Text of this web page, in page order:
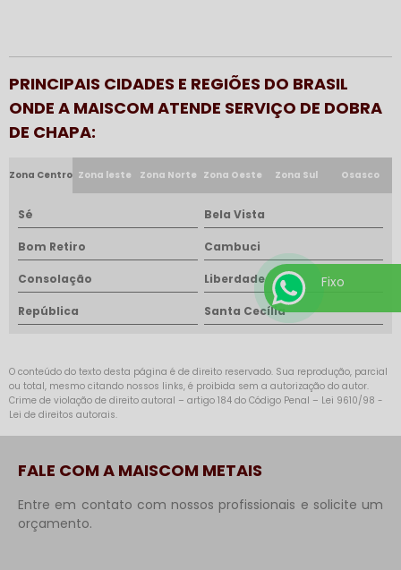
PRINCIPAIS CIDADES E REGIÕES DO BRASIL
ONDE A MAISCOM ATENDE SERVIÇO DE DOBRA
DE CHAPA:
Zona Centro Zona leste Zona Norte Zona Oeste Zona Sul Osasco
Sé Bela Vista
Bom Retiro Cambuci
Consolação Liberdade
República Santa Cecília
O conteúdo do texto desta página é de direito reservado. Sua reprodução, parcial
ou total, mesmo citando nossos links, é proibida sem a autorização do autor.
Crime de violação de direito autoral – artigo 184 do Código Penal – Lei 9610/98 -
Lei de direitos autorais.
FALE COM A MAISCOM METAIS
Entre em contato com nossos profissionais e solicite um
orçamento.
Fixo